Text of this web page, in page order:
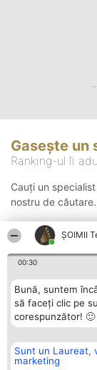
ȘOIMII
00:30
Bună, suntem
să faceți clic pe
corespunzător! 🙂
Sunt un Laureat,
marketing
Gasește un
Ranking-ul îi
Cauți un
nostru de
Organizator Ranking
BRIGHT SOLUTIONS BR